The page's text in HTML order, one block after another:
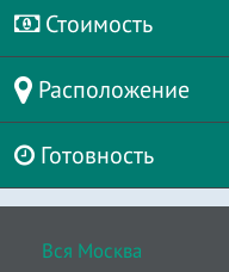
Стоимость
Расположение
Готовность
Вся Москва